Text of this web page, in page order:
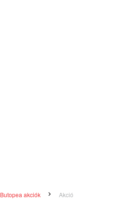
Butopea akciók Akció